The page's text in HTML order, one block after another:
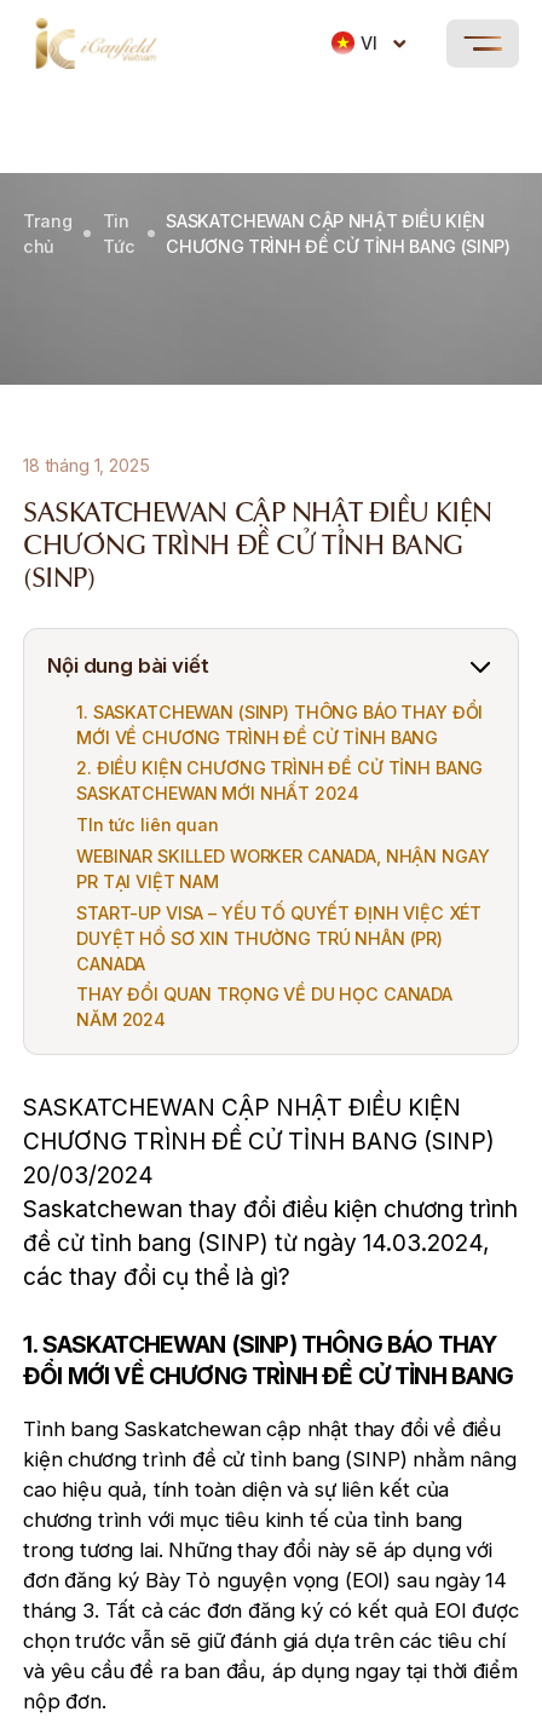
VI
Trang
chủ
Tin
Tức
SASKATCHEWAN CẬP NHẬT ĐIỀU KIỆN
CHƯƠNG TRÌNH ĐỀ CỬ TỈNH BANG (SINP)
18 tháng 1, 2025
SASKATCHEWAN CẬP NHẬT ĐIỀU KIỆN
CHƯƠNG TRÌNH ĐỀ CỬ TỈNH BANG
(SINP)
Nội dung bài viết
1. SASKATCHEWAN (SINP) THÔNG BÁO THAY ĐỔI
MỚI VỀ CHƯƠNG TRÌNH ĐỀ CỬ TỈNH BANG
2. ĐIỀU KIỆN CHƯƠNG TRÌNH ĐỀ CỬ TỈNH BANG
SASKATCHEWAN MỚI NHẤT 2024
TIn tức liên quan
WEBINAR SKILLED WORKER CANADA, NHẬN NGAY
PR TẠI VIỆT NAM
START-UP VISA – YẾU TỐ QUYẾT ĐỊNH VIỆC XÉT
DUYỆT HỒ SƠ XIN THƯỜNG TRÚ NHÂN (PR)
CANADA
THAY ĐỔI QUAN TRỌNG VỀ DU HỌC CANADA
NĂM 2024
SASKATCHEWAN CẬP NHẬT ĐIỀU KIỆN
CHƯƠNG TRÌNH ĐỀ CỬ TỈNH BANG (SINP)
20/03/2024
Saskatchewan thay đổi điều kiện chương trình
đề cử tỉnh bang (SINP) từ ngày 14.03.2024,
các thay đổi cụ thể là gì?
1. SASKATCHEWAN (SINP) THÔNG BÁO THAY
ĐỔI MỚI VỀ CHƯƠNG TRÌNH ĐỀ CỬ TỈNH BANG
Tỉnh bang Saskatchewan cập nhật thay đổi về điều
kiện chương trình đề cử tỉnh bang (SINP) nhằm nâng
cao hiệu quả, tính toàn diện và sự liên kết của
chương trình với mục tiêu kinh tế của tỉnh bang
trong tương lai. Những thay đổi này sẽ áp dụng với
đơn đăng ký Bày Tỏ nguyện vọng (EOI) sau ngày 14
tháng 3. Tất cả các đơn đăng ký có kết quả EOI được
chọn trước vẫn sẽ giữ đánh giá dựa trên các tiêu chí
và yêu cầu đề ra ban đầu, áp dụng ngay tại thời điểm
nộp đơn.